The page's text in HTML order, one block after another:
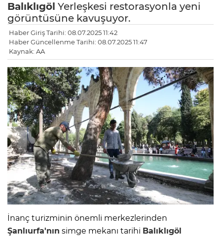
Balıklıgöl Yerleşkesi restorasyonla yeni
görüntüsüne kavuşuyor.
Haber Giriş Tarihi: 08.07.2025 11:42
Haber Güncellenme Tarihi: 08.07.2025 11:47
Kaynak: AA
İnanç turizminin önemli merkezlerinden
Şanlıurfa'nın simge mekanı tarihi Balıklıgöl